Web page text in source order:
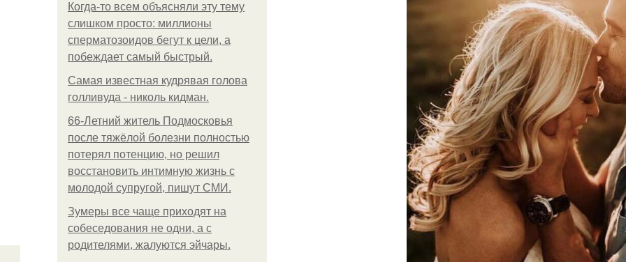
Когда-то всем объясняли эту тему
слишком просто: миллионы
сперматозоидов бегут к цели, а
побеждает самый быстрый.
Самая известная кудрявая голова
голливуда - николь кидман.
66-Летний житель Подмосковья
после тяжёлой болезни полностью
потерял потенцию, но решил
восстановить интимную жизнь с
молодой супругой, пишут СМИ.
Зумеры все чаще приходят на
собеседования не одни, а с
родителями, жалуются эйчары.